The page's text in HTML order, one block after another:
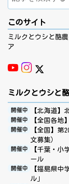
このサイト
ミルクとウシと酪
ア
ミルクとウシと
開催中 【北海道】
開催中 【全国各地
開催中
【全国】第
文募集）
開催中
【千葉・小
ール
開催中
【福島県中
ル」